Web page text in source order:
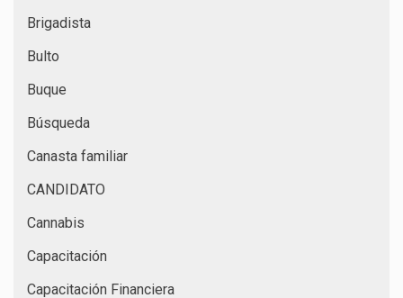
Brigadista
Bulto
Buque
Búsqueda
Canasta familiar
CANDIDATO
Cannabis
Capacitación
Capacitación Financiera